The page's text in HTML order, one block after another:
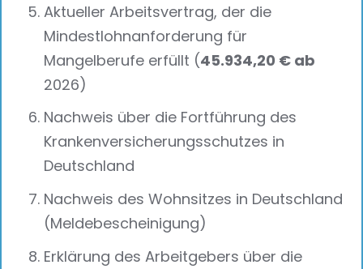
Aktueller Arbeitsvertrag, der die
Mindestlohnanforderung für
Mangelberufe erfüllt (45.934,20 € ab
2026)
Nachweis über die Fortführung des
Krankenversicherungsschutzes in
Deutschland
Nachweis des Wohnsitzes in Deutschland
(Meldebescheinigung)
Erklärung des Arbeitgebers über die